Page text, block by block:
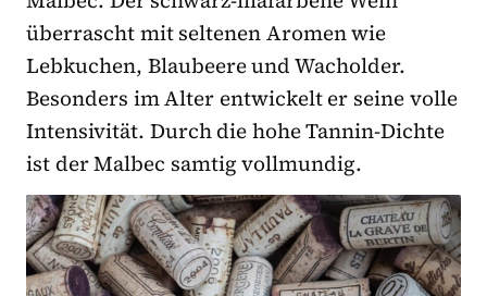
überrascht mit seltenen Aromen wie
Lebkuchen, Blaubeere und Wacholder.
Besonders im Alter entwickelt er seine volle
Intensivität. Durch die hohe Tannin-Dichte
ist der Malbec samtig vollmundig.